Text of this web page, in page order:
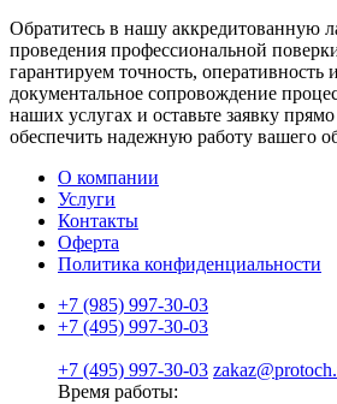
Обратитесь в нашу аккредитованную
проведения профессиональной
гарантируем точность, оперативность
документальное сопровождение
наших услугах и оставьте заявку
обеспечить надежную работу вашего
О компании
Услуги
Контакты
Оферта
Политика конфиденциальности
+7 (985) 997-30-03
+7 (495) 997-30-03
+7 (495) 997-30-03
Время работы: